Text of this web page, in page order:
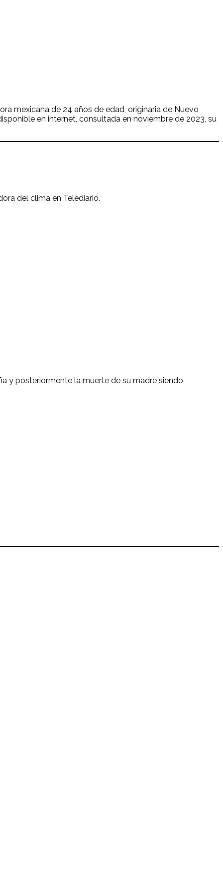
mexicana de 24 años de edad, originaria de Nuevo
en internet, consultada en noviembre de 2023, su
del clima en Telediario.
y posteriormente la muerte de su madre siendo